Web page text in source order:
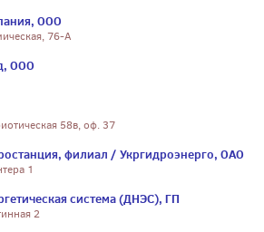
ООО
76-А
ООО
58в, оф. 37
филиал / Укргидроэнерго, ОАО
1
система (ДНЭС), ГП
2